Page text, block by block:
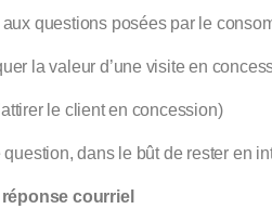
questions posées par le
la valeur d’une visite en
le client en concession)
dans le bût de rester en
courriel